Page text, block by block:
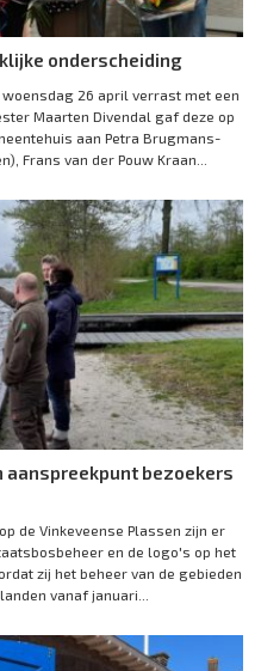
onderscheiding
woensdag 26 april verrast met een
Maarten Divendal gaf deze op
aan Petra Brugmans-
Frans van der Pouw Kraan...
bezoekers
de Vinkeveense Plassen zijn er
en de logo's op het
zij het beheer van de gebieden
vanaf januari...